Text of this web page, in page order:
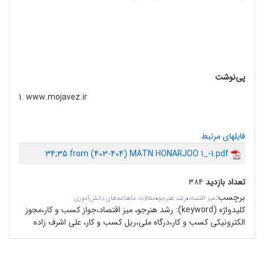
پی‌نوشت‌
1. www.mojavez.ir
فایلهای مرتبط
34,35 from (403-404) MATN HONARJOO 1_-1.pdf
تعداد بازدید ۳۸۴
برچسب:میز اقتصاد،رشد هنرجو،مقالات ماهنامه‌های دانش‌آموزی
کلیدواژه (keyword):
رشد هنرجو، میز اقتصاد،جواز کسب و کار،مجوز
الکترونیکی کسب و کار،درگاه ملی،ریل کسب و کار، علی اشرف زاده